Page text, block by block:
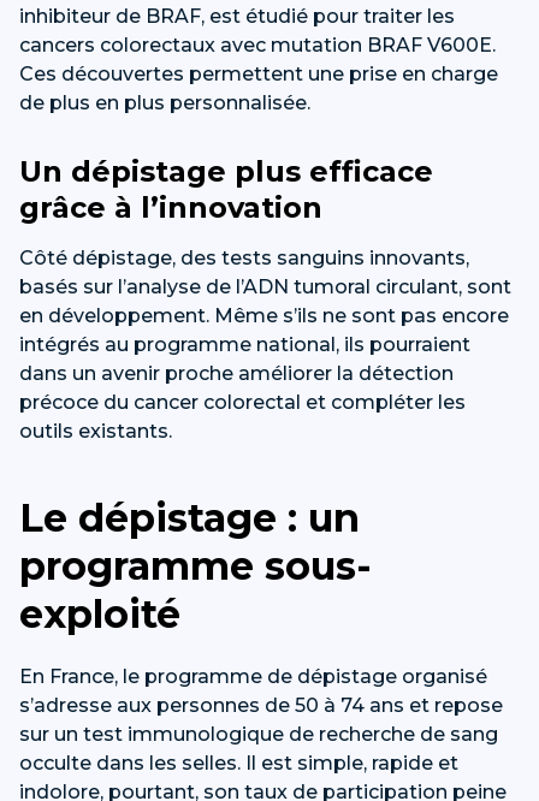
inhibiteur de BRAF, est étudié pour traiter les
cancers colorectaux avec mutation BRAF V600E.
Ces découvertes permettent une prise en charge
de plus en plus personnalisée.
Un dépistage plus efficace
grâce à l’innovation
Côté dépistage, des tests sanguins innovants,
basés sur l’analyse de l’ADN tumoral circulant, sont
en développement. Même s’ils ne sont pas encore
intégrés au programme national, ils pourraient
dans un avenir proche améliorer la détection
précoce du cancer colorectal et compléter les
outils existants.
Le dépistage : un
programme sous-
exploité
En France, le programme de dépistage organisé
s’adresse aux personnes de 50 à 74 ans et repose
sur un test immunologique de recherche de sang
occulte dans les selles. Il est simple, rapide et
indolore, pourtant, son taux de participation peine